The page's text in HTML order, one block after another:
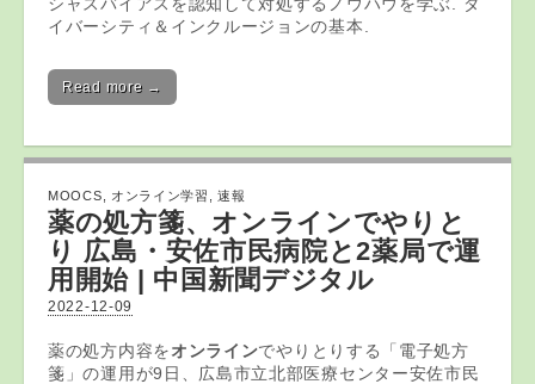
イバーシティ＆インクルージョンの基本.
Read more →
MOOCS オンライン学習 ,速報
薬の処方箋、 オンラインでやりと
り 広島・安佐市民病院と2薬局で運
用開始 | 中国新聞デジタル
2022-12-09
薬の処方内容をオンラインでやりとりする「電子処方
箋」の運用が9日、広島市立北部医療センター安佐市民